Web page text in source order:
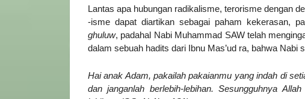
Lantas apa hubungan radikalisme, terorisme dengan
-isme dapat diartikan sebagai paham kekerasan,
ghuluw, padahal Nabi Muhammad SAW telah
dalam sebuah hadits dari Ibnu Mas’ud ra, bahwa Nabi
Hai anak Adam, pakailah pakaianmu yang indah di
dan janganlah berlebih-lebihan. Sesungguhnya